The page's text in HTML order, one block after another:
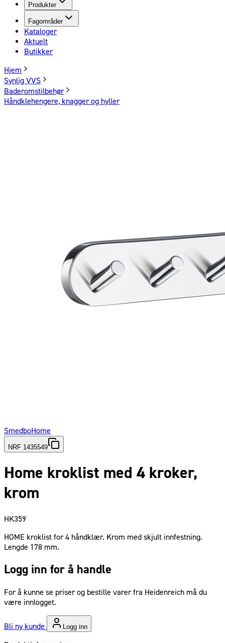
Produkter
Fagområder
Kataloger
Aktuelt
Butikker
Hjem
Synlig VVS
Baderomstilbehør
Håndklehengere, knagger og hyller
SmedboHome
NRF 1435549
Home kroklist med 4 kroker,
krom
HK359
HOME kroklist for 4 håndklær. Krom med skjult innfestning.
Lengde 178 mm.
Logg inn for å handle
For å kunne se priser og bestille varer fra Heidenreich må du
være innlogget.
Bli ny kunde Logg inn